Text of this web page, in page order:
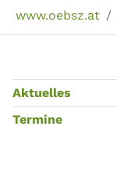
www.oebsz.at
Aktuelles
Termine